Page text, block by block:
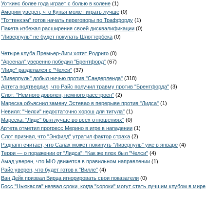
Уоткинс более года играет с болью в колене (1)
Аморим уверен, что Кунья может играть лучше (0)
"Тоттенхэм" готов начать переговоры по Траффорду (1)
Пакета избежал расширения своей дисквалификации (0)
"Ливерпуль" не будет покупать Шлоттербека (0)
Четыре клуба Премьер-Лиги хотят Родриго (0)
"Арсенал" уверенно победил "Брентфорд" (67)
"Лидс" разделался с "Челси" (37)
"Ливерпуль" добыл ничью против "Сандерленда" (318)
Артета подтвердил, что Райс получил травму против "Брентфорда" (3)
Слот: "Немного доволен, немного расстроен" (2)
Мареска объяснил замену Эстевао в перерыве против "Лидса" (1)
Невилл: "Челси" недостаточно хорош для титула" (1)
Мареска: "Лидс" был лучше во всех отношениях" (0)
Артета отметил прогресс Мерино в игре в нападении (1)
Слот признал, что "Энфилд" утратил фактор страха (2)
Рэднапп считает, что Салах может покинуть "Ливерпуль" уже в январе (4)
Терри — о поражении от "Лидса": "Как же плох был "Челси" (4)
Амад уверен, что МЮ движется в правильном направлении (1)
Райс уверен, что будет готов к "Вилле" (4)
Ван Дейк призвал Вирца игнорировать свои показатели (0)
Босс "Ньюкасла" назвал сроки, когда "сороки" могут стать лучшим клубом в мире